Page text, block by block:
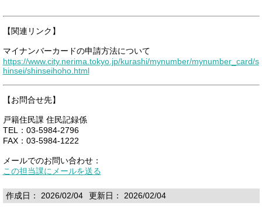
【関連リンク】
マイナンバーカードの申請方法について
https://www.city.nerima.tokyo.jp/kurashi/mynumber/mynumber_card/s
hinsei/shinseihoho.html
【お問合せ先】
戸籍住民課 住民記録係
TEL：03-5984-2796
FAX：03-5984-1222
メールでのお問い合わせ：
この担当課にメールを送る
作成日： 2026/02/04 更新日： 2026/02/04